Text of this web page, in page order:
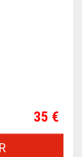
Prix
35 €